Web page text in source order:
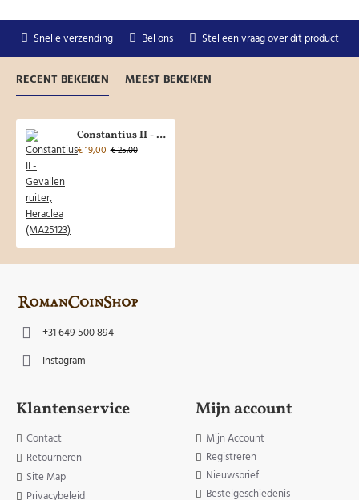
Snelle verzending Bel ons Stel een vraag over dit product
RECENT BEKEKEN MEEST BEKEKEN
Constantius II - Gevallen ruiter, Heraclea (MA25123)
€ 19,00 € 25,00
+31 649 500 894
Instagram
Klantenservice
Contact
Retourneren
Site Map
Privacybeleid
Mijn account
Mijn Account
Registreren
Nieuwsbrief
Bestelgeschiedenis